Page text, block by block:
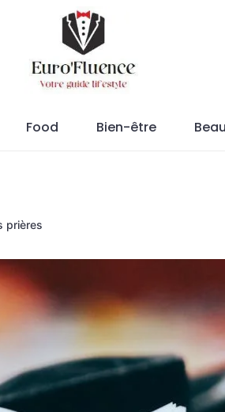
Magazine.
Food Bien-être
prières